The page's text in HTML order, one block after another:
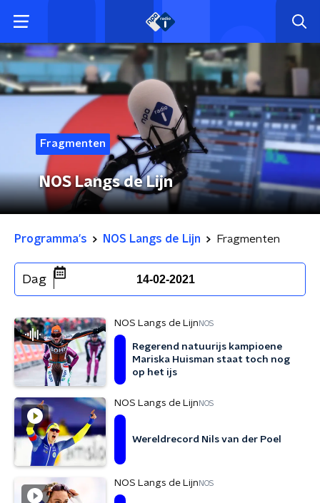
Fragmenten
NOS Langs de Lijn
Programma's NOS Langs de Lijn Fragmenten
Dag 14-02-2021
NOS Langs de Lijn NOS
Regerend natuurijs kampioene
Mariska Huisman staat toch nog
op het ijs
NOS Langs de Lijn NOS
Wereldrecord Nils van der Poel
NOS Langs de Lijn NOS